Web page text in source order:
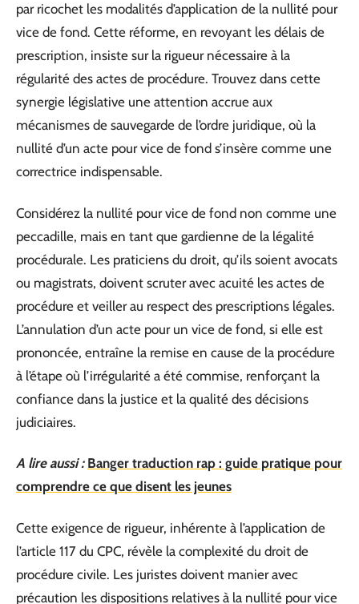
par ricochet les modalités d’application de la nullité pour
vice de fond. Cette réforme, en revoyant les délais de
prescription, insiste sur la rigueur nécessaire à la
régularité des actes de procédure. Trouvez dans cette
synergie législative une attention accrue aux
mécanismes de sauvegarde de l’ordre juridique, où la
nullité d’un acte pour vice de fond s’insère comme une
correctrice indispensable.
Considérez la nullité pour vice de fond non comme une
peccadille, mais en tant que gardienne de la légalité
procédurale. Les praticiens du droit, qu’ils soient avocats
ou magistrats, doivent scruter avec acuité les actes de
procédure et veiller au respect des prescriptions légales.
L’annulation d’un acte pour un vice de fond, si elle est
prononcée, entraîne la remise en cause de la procédure
à l’étape où l’irrégularité a été commise, renforçant la
confiance dans la justice et la qualité des décisions
judiciaires.
A lire aussi : Banger traduction rap : guide pratique pour
comprendre ce que disent les jeunes
Cette exigence de rigueur, inhérente à l’application de
l’article 117 du CPC, révèle la complexité du droit de
procédure civile. Les juristes doivent manier avec
précaution les dispositions relatives à la nullité pour vice